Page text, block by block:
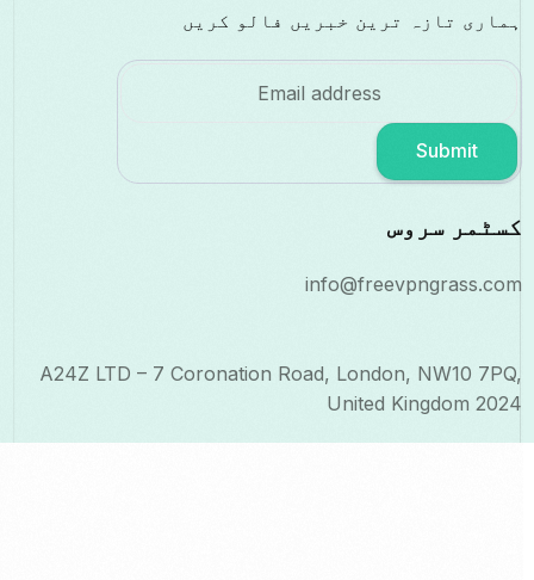
ہماری تازہ ترین خبریں فالو کریں
Submit
کسٹمر سروس
info@freevpngrass.com
A24Z LTD – 7 Coronation Road, London, NW10 7PQ,
United Kingdom 2024